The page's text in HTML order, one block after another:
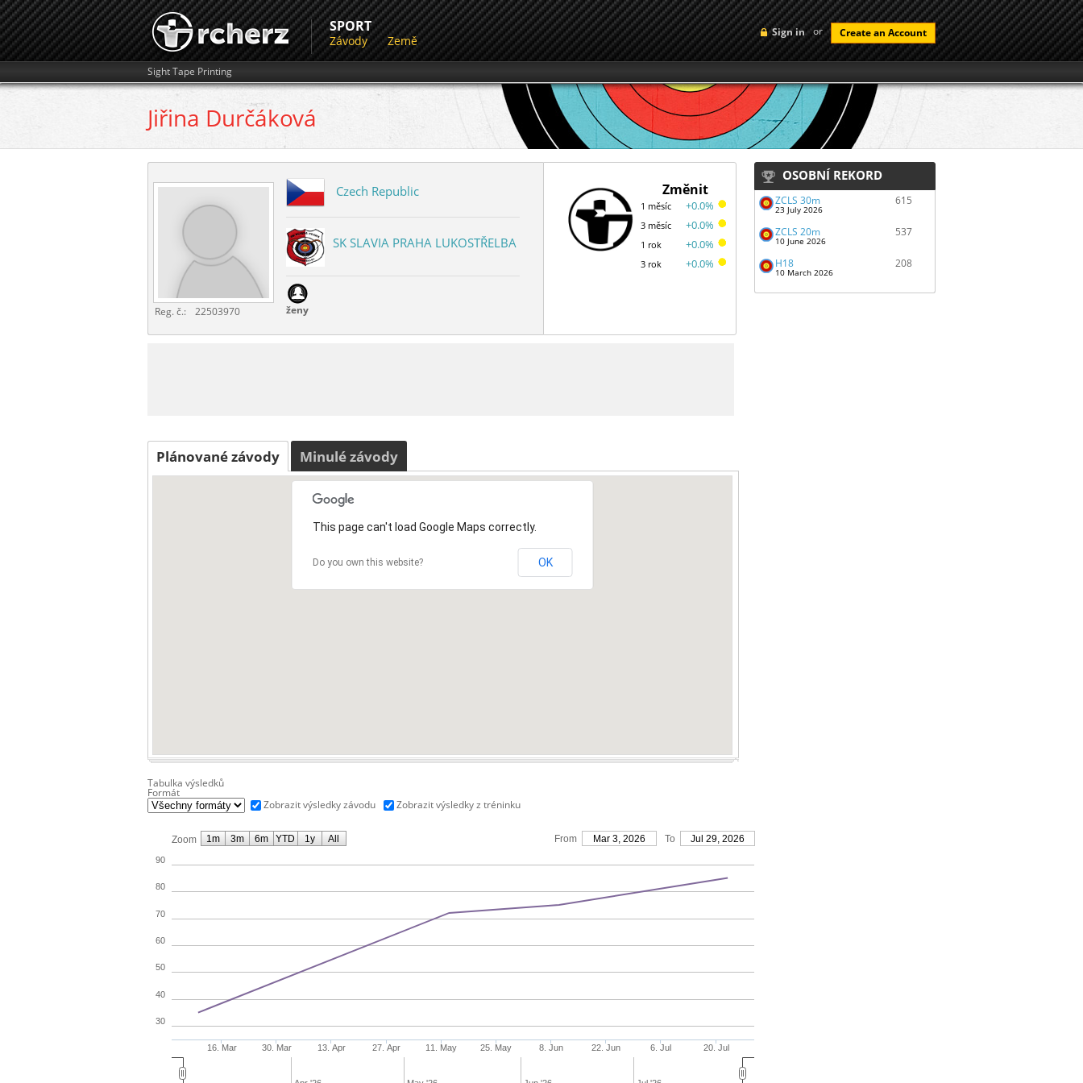
Sign in or Create an Account
SPORT
Závody Země
Sight Tape Printing
Jiřina Durčáková
Reg. č.: 22503970
Czech Republic
SK SLAVIA PRAHA LUKOSTŘELBA
ženy
Změnit
1 měsíc
3 měsíc
1 rok
3 rok
+0.0%
+0.0%
+0.0%
+0.0%
Plánované závody Minulé závody
This page can't load Google Maps correctly.
Do you own this website? OK
Tabulka výsledků
Formát
Zobrazit výsledky závodu
Zobrazit výsledky z tréninku
Zoom From Mar 3, 2026 To Jul 29, 2026
16. Mar 30. Mar 13. Apr 27. Apr 11. May 25. May 8. Jun 22. Jun 6. Jul 20. Jul
30
40
50
60
70
80
90
1m 3m 6m YTD 1y All
OSOBNÍ REKORD
ZČLS 30m
23 July 2026
615
ZČLS 20m
10 June 2026
537
H18
10 March 2026
208